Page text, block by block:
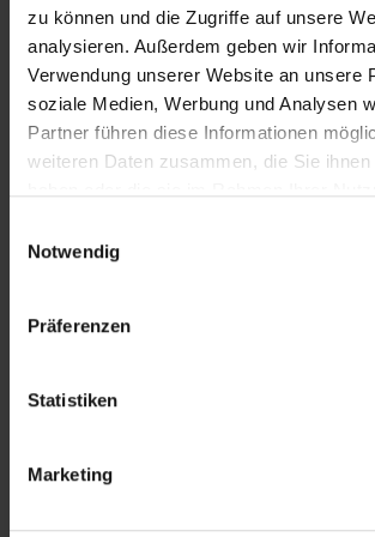
zu können und die Zugriffe auf unsere
analysieren. Außerdem geben wir
Verwendung unserer Website an unsere
soziale Medien, Werbung und Analysen
Partner führen diese Informationen
weiteren Daten zusammen, die Sie
Notwendig
Präferenzen
Statistiken
Marketing